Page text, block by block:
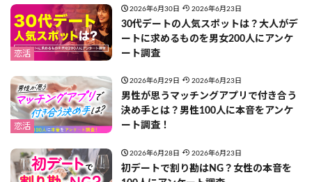
恋活
2026年6月30日 2026年6月23日
30代デートの人気スポットは？大人がデ
ートに求めるものを男女200人にアンケ
ート調査
恋活
2026年6月29日 2026年6月23日
男性が思うマッチングアプリで付き合う
決め手とは？男性100人に本音をアンケ
ート調査！
2026年6月28日 2026年6月23日
初デートで割り勘はNG？女性の本音を